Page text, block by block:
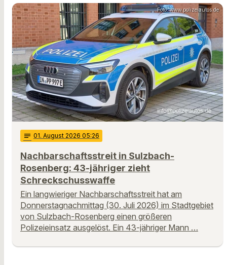
Foto: www.polizeiautos.de
notes 01. August 2026 05:26
Nachbarschaftsstreit in Sulzbach-
Rosenberg: 43-jähriger zieht
Schreckschusswaffe
Ein langwieriger Nachbarschaftsstreit hat am
Donnerstagnachmittag (30. Juli 2026) im Stadtgebiet
von Sulzbach-Rosenberg einen größeren
Polizeieinsatz ausgelöst. Ein 43-jähriger Mann …